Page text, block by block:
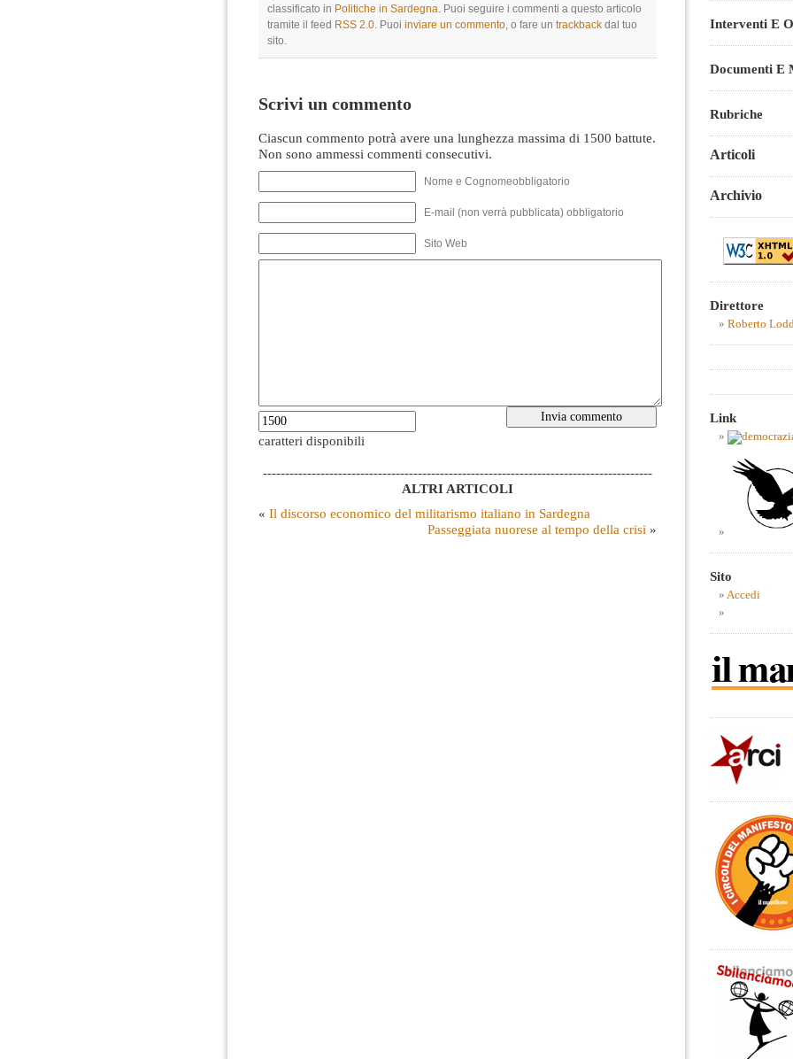
classificato in Politiche in Sardegna. Puoi seguire i commenti a questo articolo
tramite il feed RSS 2.0. Puoi inviare un commento, o fare un trackback dal tuo
sito.
Scrivi un commento
Ciascun commento potrà avere una lunghezza massima di 1500 battute.
Non sono ammessi commenti consecutivi.
Nome e Cognomeobbligatorio
E-mail (non verrà pubblicata) obbligatorio
Sito Web
caratteri disponibili
----------------------------------------------------------------------------------------
ALTRI ARTICOLI
« Il discorso economico del militarismo italiano in Sardegna
Passeggiata nuorese al tempo della crisi »
Interventi E
Documenti E
Rubriche
Articoli
Archivio
Direttore
Roberto
Link
Sito
Accedi